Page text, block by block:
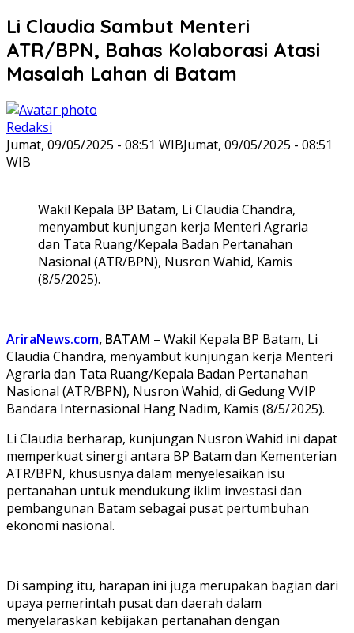
Li Claudia Sambut Menteri
ATR/BPN, Bahas Kolaborasi Atasi
Masalah Lahan di Batam
Redaksi
Jumat, 09/05/2025 - 08:51 WIBJumat, 09/05/2025 - 08:51
WIB
Wakil Kepala BP Batam, Li Claudia Chandra,
menyambut kunjungan kerja Menteri Agraria
dan Tata Ruang/Kepala Badan Pertanahan
Nasional (ATR/BPN), Nusron Wahid, Kamis
(8/5/2025).
AriraNews.com, BATAM – Wakil Kepala BP Batam, Li
Claudia Chandra, menyambut kunjungan kerja Menteri
Agraria dan Tata Ruang/Kepala Badan Pertanahan
Nasional (ATR/BPN), Nusron Wahid, di Gedung VVIP
Bandara Internasional Hang Nadim, Kamis (8/5/2025).
Li Claudia berharap, kunjungan Nusron Wahid ini dapat
memperkuat sinergi antara BP Batam dan Kementerian
ATR/BPN, khususnya dalam menyelesaikan isu
pertanahan untuk mendukung iklim investasi dan
pembangunan Batam sebagai pusat pertumbuhan
ekonomi nasional.
Di samping itu, harapan ini juga merupakan bagian dari
upaya pemerintah pusat dan daerah dalam
menyelaraskan kebijakan pertanahan dengan